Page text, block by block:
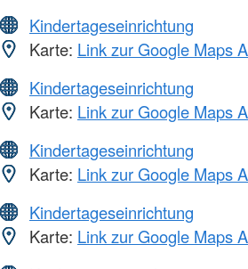
Kindertageseinrichtung
Karte: Link zur Google Maps
Kindertageseinrichtung
Karte: Link zur Google Maps
Kindertageseinrichtung
Karte: Link zur Google Maps
Kindertageseinrichtung
Karte: Link zur Google Maps